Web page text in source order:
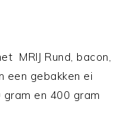
MRIJ Rund, bacon,
een gebakken ei
en 400 gram